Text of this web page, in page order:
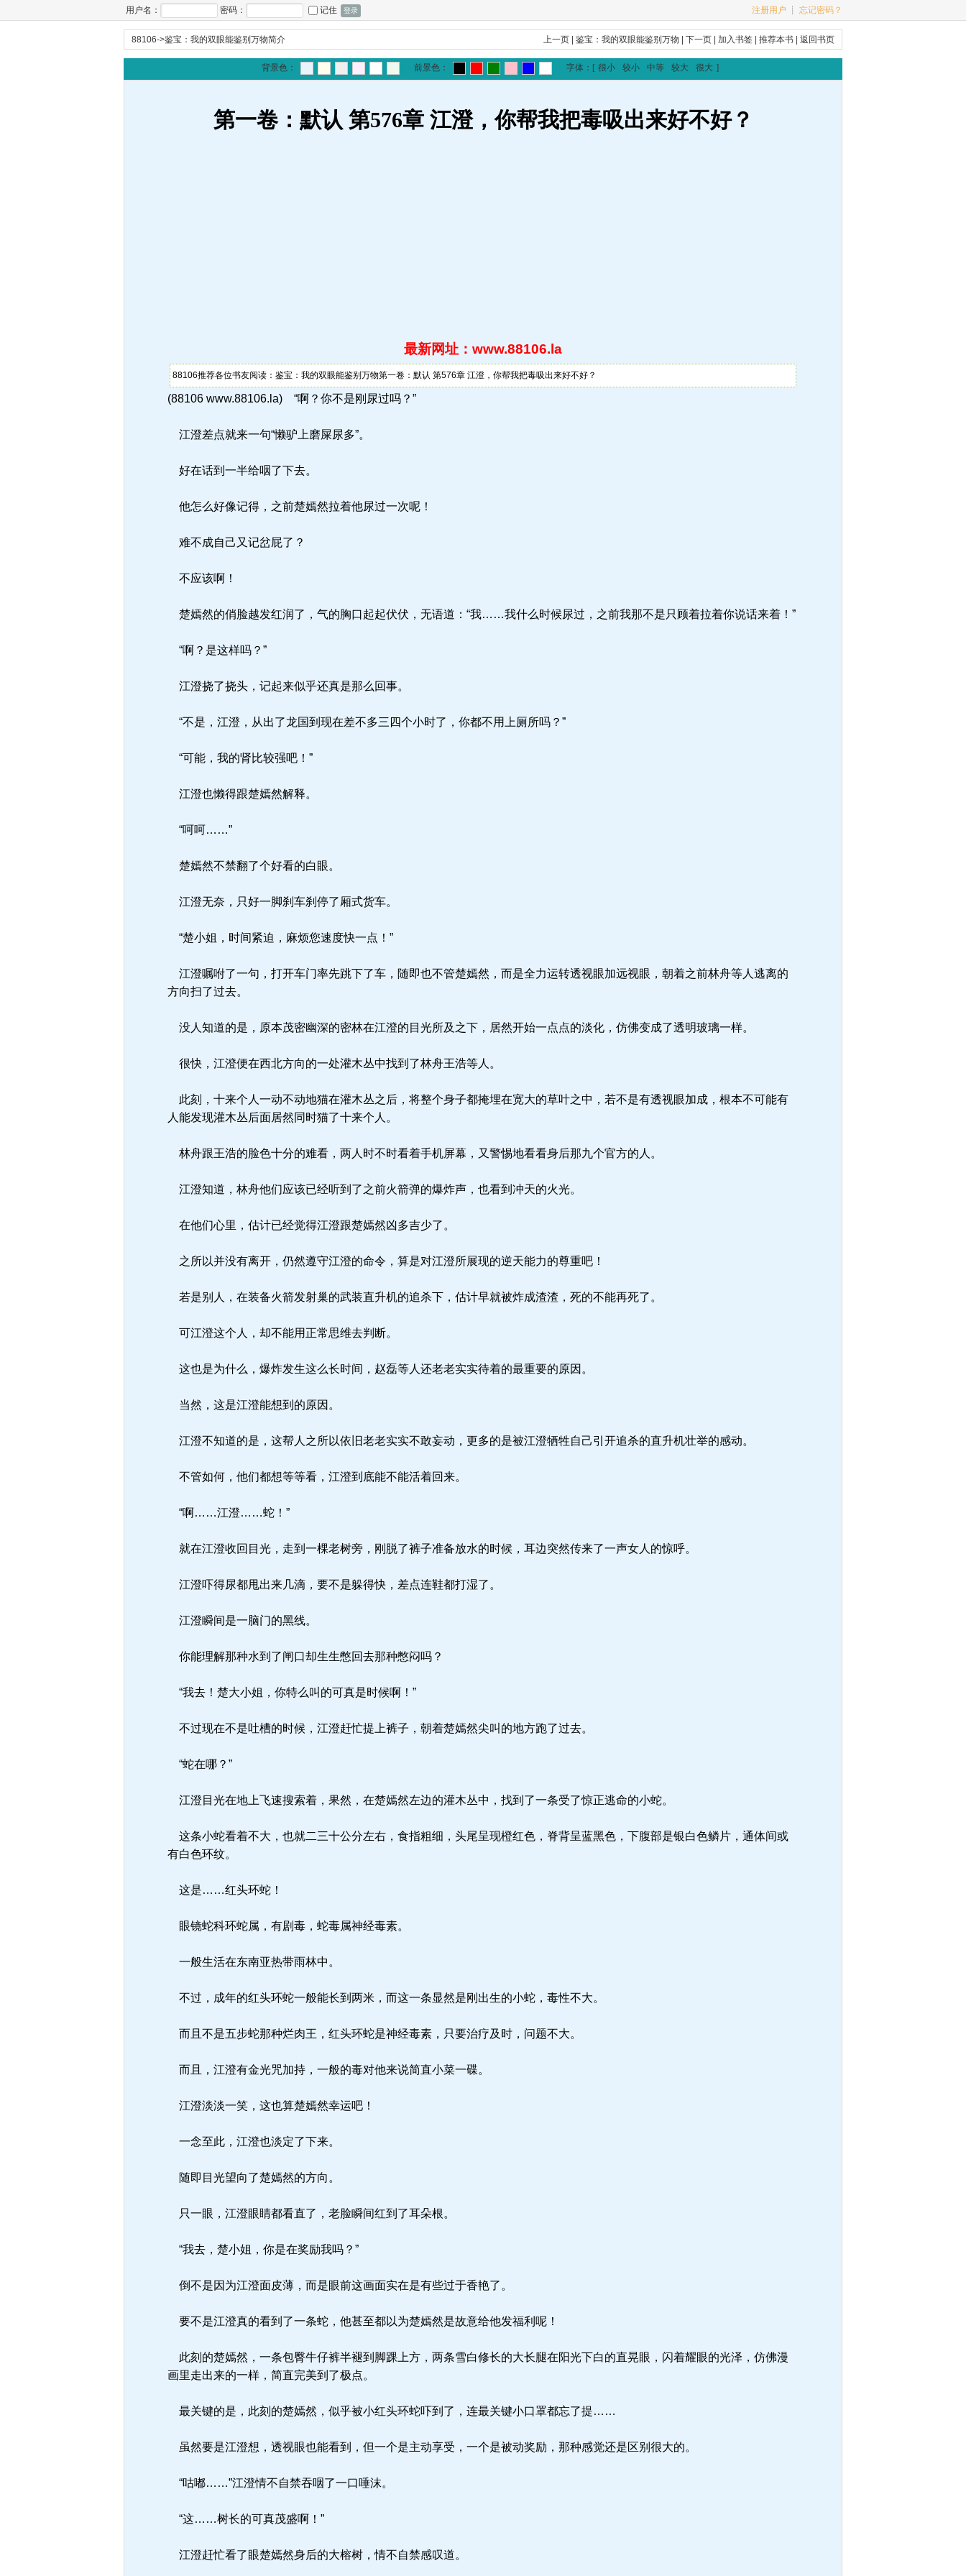
用户名： 密码： 记住 注册用户 ┊ 忘记密码？
88106->鉴宝：我的双眼能鉴别万物简介 上一页 |鉴宝：我的双眼能鉴别万物 |下一页 |加入书签 |推荐本书 |返回书页
背景色： 前景色： 字体： [ 很小 较小 中等 较大 很大 ]
第一卷：默认 第576章 江澄，你帮我把毒吸出来好不好？
最新网址：www.88106.la
88106推荐各位书友阅读：鉴宝：我的双眼能鉴别万物第一卷：默认 第576章 江澄，你帮我把毒吸出来好不好？
(88106 www.88106.la) “啊？你不是刚尿过吗？”
江澄差点就来一句“懒驴上磨屎尿多”。
好在话到一半给咽了下去。
他怎么好像记得，之前楚嫣然拉着他尿过一次呢！
难不成自己又记岔屁了？
不应该啊！
楚嫣然的俏脸越发红润了，气的胸口起起伏伏，无语道：“我……我什么时候尿过，之前我那不是只顾着拉着你说话来着！”
“啊？是这样吗？”
江澄挠了挠头，记起来似乎还真是那么回事。
“不是，江澄，从出了龙国到现在差不多三四个小时了，你都不用上厕所吗？”
“可能，我的肾比较强吧！”
江澄也懒得跟楚嫣然解释。
“呵呵……”
楚嫣然不禁翻了个好看的白眼。
江澄无奈，只好一脚刹车刹停了厢式货车。
“楚小姐，时间紧迫，麻烦您速度快一点！”
江澄嘱咐了一句，打开车门率先跳下了车，随即也不管楚嫣然，而是全力运转透视眼加远视眼，朝着之前林舟等人逃离的
方向扫了过去。
没人知道的是，原本茂密幽深的密林在江澄的目光所及之下，居然开始一点点的淡化，仿佛变成了透明玻璃一样。
很快，江澄便在西北方向的一处灌木丛中找到了林舟王浩等人。
此刻，十来个人一动不动地猫在灌木丛之后，将整个身子都掩埋在宽大的草叶之中，若不是有透视眼加成，根本不可能有
人能发现灌木丛后面居然同时猫了十来个人。
林舟跟王浩的脸色十分的难看，两人时不时看着手机屏幕，又警惕地看看身后那九个官方的人。
江澄知道，林舟他们应该已经听到了之前火箭弹的爆炸声，也看到冲天的火光。
在他们心里，估计已经觉得江澄跟楚嫣然凶多吉少了。
之所以并没有离开，仍然遵守江澄的命令，算是对江澄所展现的逆天能力的尊重吧！
若是别人，在装备火箭发射巢的武装直升机的追杀下，估计早就被炸成渣渣，死的不能再死了。
可江澄这个人，却不能用正常思维去判断。
这也是为什么，爆炸发生这么长时间，赵磊等人还老老实实待着的最重要的原因。
当然，这是江澄能想到的原因。
江澄不知道的是，这帮人之所以依旧老老实实不敢妄动，更多的是被江澄牺牲自己引开追杀的直升机壮举的感动。
不管如何，他们都想等等看，江澄到底能不能活着回来。
“啊……江澄……蛇！”
就在江澄收回目光，走到一棵老树旁，刚脱了裤子准备放水的时候，耳边突然传来了一声女人的惊呼。
江澄吓得尿都甩出来几滴，要不是躲得快，差点连鞋都打湿了。
江澄瞬间是一脑门的黑线。
你能理解那种水到了闸口却生生憋回去那种憋闷吗？
“我去！楚大小姐，你特么叫的可真是时候啊！”
不过现在不是吐槽的时候，江澄赶忙提上裤子，朝着楚嫣然尖叫的地方跑了过去。
“蛇在哪？”
江澄目光在地上飞速搜索着，果然，在楚嫣然左边的灌木丛中，找到了一条受了惊正逃命的小蛇。
这条小蛇看着不大，也就二三十公分左右，食指粗细，头尾呈现橙红色，脊背呈蓝黑色，下腹部是银白色鳞片，通体间或
有白色环纹。
这是……红头环蛇！
眼镜蛇科环蛇属，有剧毒，蛇毒属神经毒素。
一般生活在东南亚热带雨林中。
不过，成年的红头环蛇一般能长到两米，而这一条显然是刚出生的小蛇，毒性不大。
而且不是五步蛇那种烂肉王，红头环蛇是神经毒素，只要治疗及时，问题不大。
而且，江澄有金光咒加持，一般的毒对他来说简直小菜一碟。
江澄淡淡一笑，这也算楚嫣然幸运吧！
一念至此，江澄也淡定了下来。
随即目光望向了楚嫣然的方向。
只一眼，江澄眼睛都看直了，老脸瞬间红到了耳朵根。
“我去，楚小姐，你是在奖励我吗？”
倒不是因为江澄面皮薄，而是眼前这画面实在是有些过于香艳了。
要不是江澄真的看到了一条蛇，他甚至都以为楚嫣然是故意给他发福利呢！
此刻的楚嫣然，一条包臀牛仔裤半褪到脚踝上方，两条雪白修长的大长腿在阳光下白的直晃眼，闪着耀眼的光泽，仿佛漫
画里走出来的一样，简直完美到了极点。
最关键的是，此刻的楚嫣然，似乎被小红头环蛇吓到了，连最关键小口罩都忘了提……
虽然要是江澄想，透视眼也能看到，但一个是主动享受，一个是被动奖励，那种感觉还是区别很大的。
“咕嘟……”江澄情不自禁吞咽了一口唾沫。
“这……树长的可真茂盛啊！”
江澄赶忙看了眼楚嫣然身后的大榕树，情不自禁感叹道。